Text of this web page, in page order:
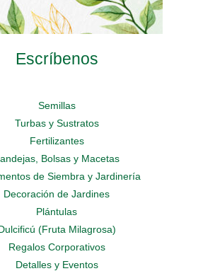
Escríbenos
Semillas
Turbas y Sustratos
Fertilizantes
Bolsas y Macetas
de Siembra y Jardinería
Decoración de Jardines
Plántulas
Dulcificú (Fruta Milagrosa)
Regalos Corporativos
Detalles y Eventos